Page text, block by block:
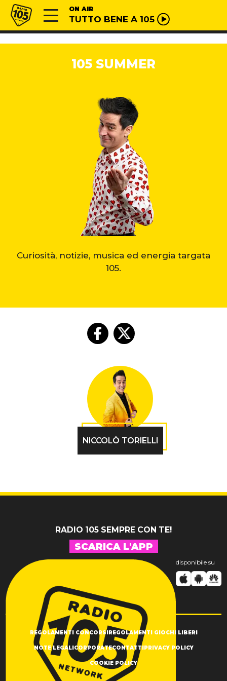
Vai al contenuto
Radio 105 ON AIR
TUTTO BENE A 105
105 SUMMER
Curiosità, notizie, musica ed energia targata
105.
NICCOLÒ TORIELLI
RADIO 105 SEMPRE CON TE!
SCARICA L'APP
disponibile su
REGOLAMENTI CONCORSIREGOLAMENTI GIOCHI LIBERI
NOTE LEGALICORPORATECONTATTIPRIVACY POLICY
COOKIE POLICY